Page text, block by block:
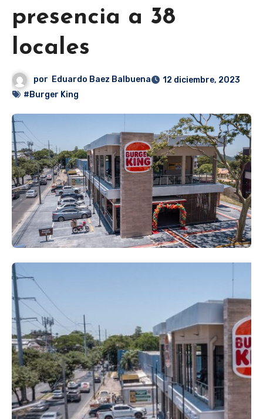
presencia a 38
locales
por Eduardo Baez Balbuena
12 diciembre, 2023
#Burger King